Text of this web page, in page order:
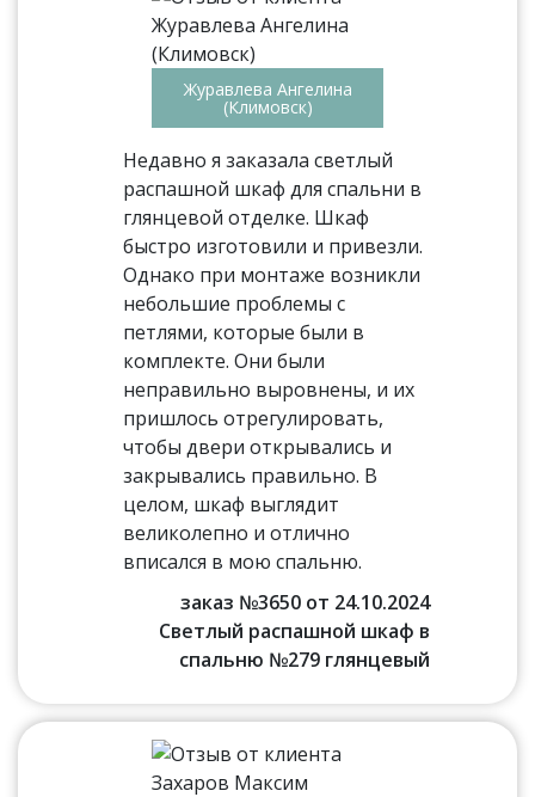
Журавлева Ангелина
(Климовск)
Недавно я заказала светлый
распашной шкаф для спальни в
глянцевой отделке. Шкаф
быстро изготовили и привезли.
Однако при монтаже возникли
небольшие проблемы с
петлями, которые были в
комплекте. Они были
неправильно выровнены, и их
пришлось отрегулировать,
чтобы двери открывались и
закрывались правильно. В
целом, шкаф выглядит
великолепно и отлично
вписался в мою спальню.
заказ №3650 от 24.10.2024
Светлый распашной шкаф в
спальню №279 глянцевый